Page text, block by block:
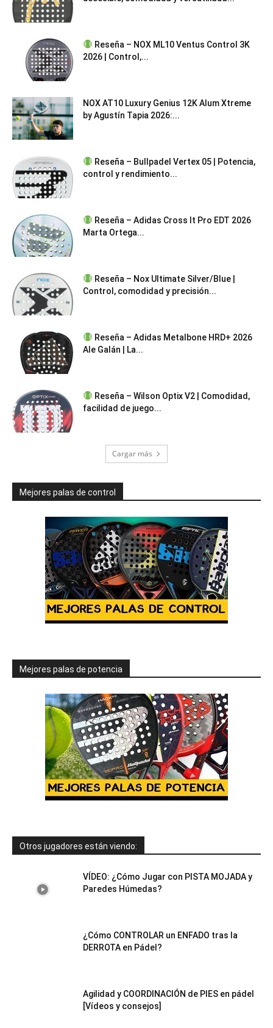
Reseña – NOX ML10 Ventus Control 3K
2026 | Control,...
NOX AT10 Luxury Genius 12K Alum Xtreme
by Agustín Tapia 2026:...
Reseña – Bullpadel Vertex 05 | Potencia,
control y rendimiento...
Reseña – Adidas Cross It Pro EDT 2026
Marta Ortega...
Reseña – Nox Ultimate Silver/Blue |
Control, comodidad y precisión...
Reseña – Adidas Metalbone HRD+ 2026
Ale Galán | La...
Reseña – Wilson Optix V2 | Comodidad,
facilidad de juego...
Cargar más
Mejores palas de control
Mejores palas de potencia
Otros jugadores están viendo:
VÍDEO: ¿Cómo Jugar con PISTA MOJADA y
Paredes Húmedas?
¿Cómo CONTROLAR un ENFADO tras la
DERROTA en Pádel?
Agilidad y COORDINACIÓN de PIES en pádel
[Vídeos y consejos]